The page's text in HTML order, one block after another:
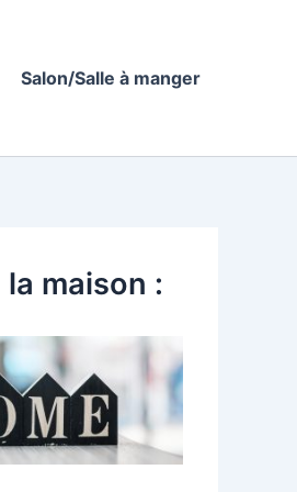
Salon/Salle à manger
la maison :